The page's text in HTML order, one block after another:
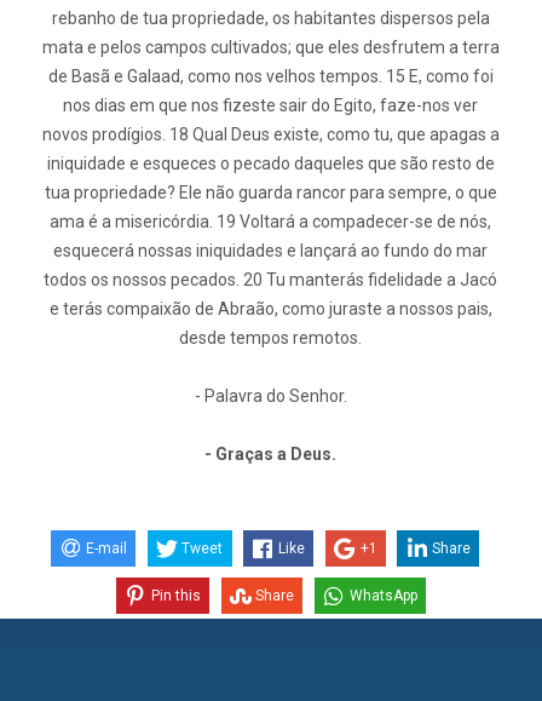
rebanho de tua propriedade, os habitantes dispersos pela
mata e pelos campos cultivados; que eles desfrutem a terra
de Basã e Galaad, como nos velhos tempos. 15 E, como foi
nos dias em que nos fizeste sair do Egito, faze-nos ver
novos prodígios. 18 Qual Deus existe, como tu, que apagas a
iniquidade e esqueces o pecado daqueles que são resto de
tua propriedade? Ele não guarda rancor para sempre, o que
ama é a misericórdia. 19 Voltará a compadecer-se de nós,
esquecerá nossas iniquidades e lançará ao fundo do mar
todos os nossos pecados. 20 Tu manterás fidelidade a Jacó
e terás compaixão de Abraão, como juraste a nossos pais,
desde tempos remotos.
- Palavra do Senhor.
- Graças a Deus.
E-mail Tweet Like +1 Share
Pin this Share WhatsApp